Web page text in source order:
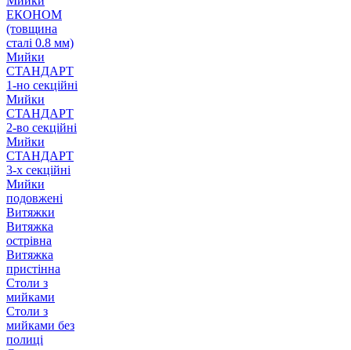
ЕКОНОМ
(товщина
сталі 0.8 мм)
Мийки
СТАНДАРТ
1-но секційні
Мийки
СТАНДАРТ
2-во секційні
Мийки
СТАНДАРТ
3-х секційні
Мийки
подовжені
Витяжки
Витяжка
острівна
Витяжка
пристінна
Столи з
мийками
Столи з
мийками без
полиці